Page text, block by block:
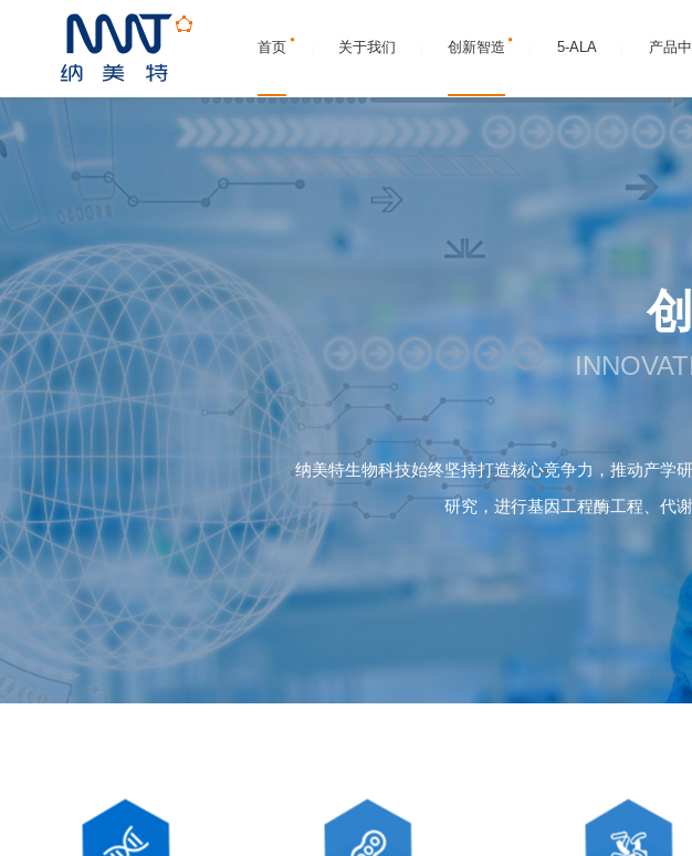
首页 关于我们 创新智造 5-ALA 产品
纳美特生物科技始终坚持打造核心竞争力，推动产学
研究，进行基因工程酶工程、代